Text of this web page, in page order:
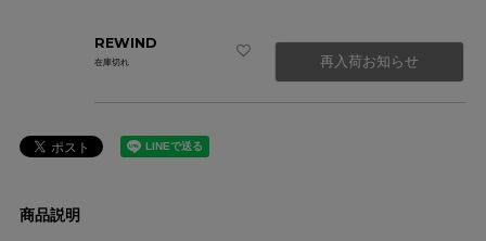
REWIND
在庫切れ 再入荷お知らせ
商品説明